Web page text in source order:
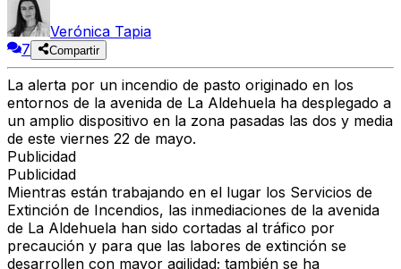
Verónica Tapia
7
Compartir
La alerta por un incendio de pasto originado en los
entornos de la avenida de La Aldehuela ha desplegado a
un amplio dispositivo en la zona pasadas las dos y media
de este viernes 22 de mayo.
Publicidad
Publicidad
Mientras están trabajando en el lugar los Servicios de
Extinción de Incendios, las inmediaciones de la avenida
de La Aldehuela han sido cortadas al tráfico por
precaución y para que las labores de extinción se
desarrollen con mayor agilidad; también se ha